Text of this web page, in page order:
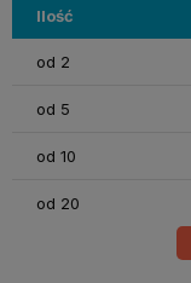
Ilość
od 2
od 5
od 10
od 20